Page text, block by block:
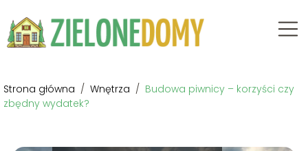
Strona główna / Wnętrza / Budowa piwnicy – korzyści czy
zbędny wydatek?